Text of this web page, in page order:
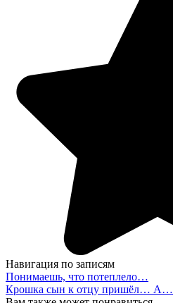
Навигация по записям
Понимаешь, что потеплело…
Крошка сын к отцу пришёл… А…